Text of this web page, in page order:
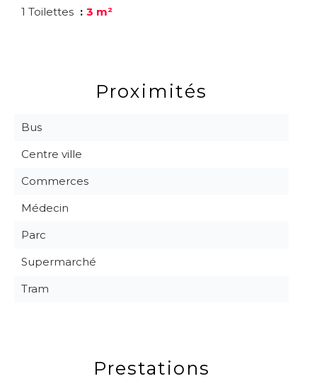
1 Toilettes
3 m²
Proximités
Bus
Centre ville
Commerces
Médecin
Parc
Supermarché
Tram
Prestations